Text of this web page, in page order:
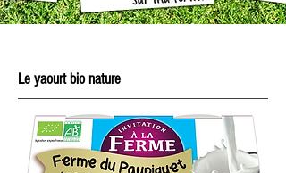
Le yaourt bio nature